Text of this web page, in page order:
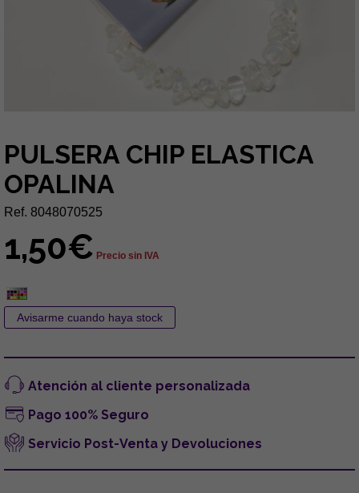
PULSERA CHIP ELASTICA
OPALINA
Ref. 8048070525
1,50€ Precio sin IVA
Atención al cliente personalizada
Pago 100% Seguro
Servicio Post-Venta y Devoluciones